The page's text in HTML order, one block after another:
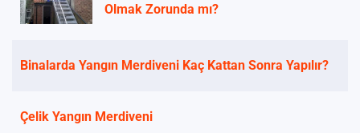
Olmak Zorunda mı?
Binalarda Yangın Merdiveni Kaç Kattan Sonra Yapılır?
Çelik Yangın Merdiveni